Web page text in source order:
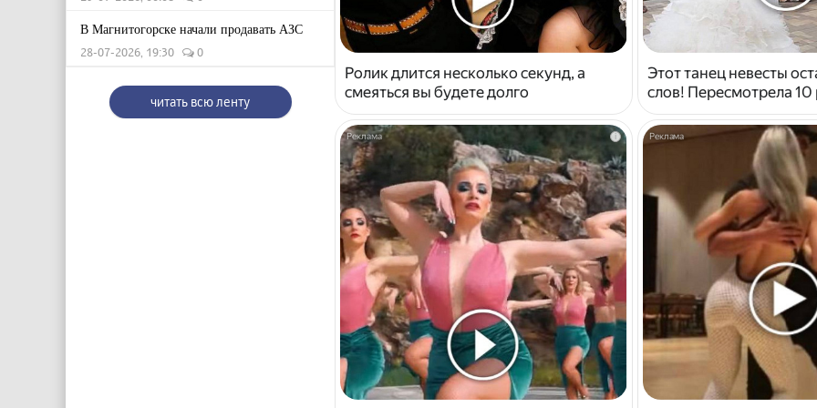
В Магнитогорске начали продавать АЗС
28-07-2026, 19:30 0
читать всю ленту
Ролик длится несколько секунд, а
смеяться вы будете долго
Этот танец невесты
слов! Пересмотрела 10
i